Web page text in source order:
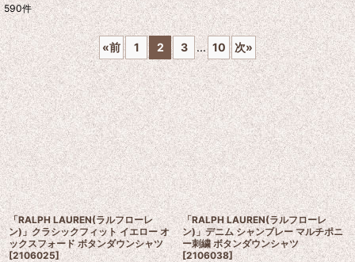
表示数:
並び順:
絞り込む
590件
«前 1 2 3 ... 10 次»
「RALPH LAUREN(ラルフローレ
ン)」クラシックフィット イエロー オ
ックスフォード ボタンダウンシャツ
[2106025]
「RALPH LAUREN(ラルフローレ
ン)」デニム シャンブレー マルチポニ
ー刺繍 ボタンダウンシャツ
[2106038]